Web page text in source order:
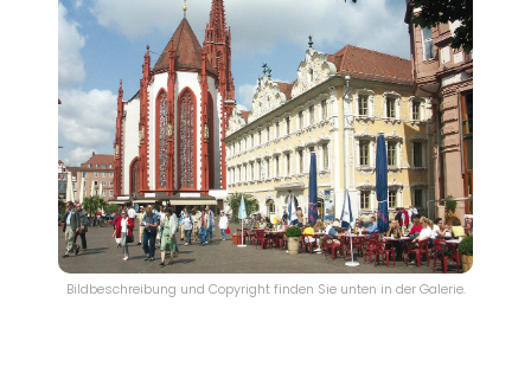
Bildbeschreibung und Copyright finden Sie unten in der Galerie.